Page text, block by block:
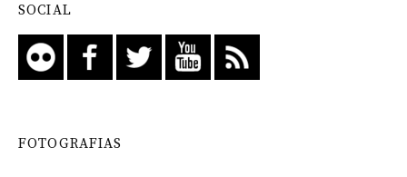
SOCIAL
FOTOGRAFIAS